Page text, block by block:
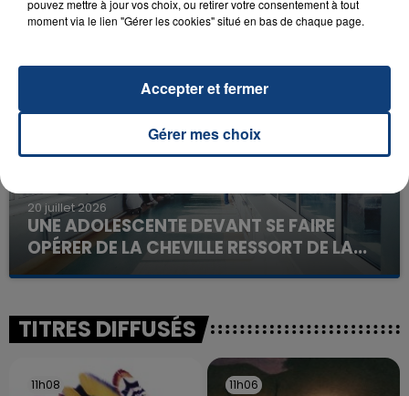
SON BÉBÉ ENTRE LA VIE ET LA...
aspergé sa compagne et leur bébé de trois mois
d'un liquide inflammable.
20 juillet 2026
UNE ADOLESCENTE DEVANT SE FAIRE
OPÉRER DE LA CHEVILLE RESSORT DE LA...
La famille a porté plainte contre la clinique qui a
excuses.
TITRES DIFFUSÉS
11h08
11h08 11h06
11h06
pouvez mettre à jour vos choix, ou retirer votre consentement à tout
moment via le lien "Gérer les cookies" situé en bas de chaque page.
Gérer mes choix
Accepter et fermer